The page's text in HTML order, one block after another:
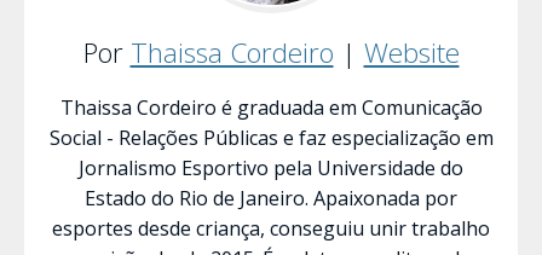
Por Thaissa Cordeiro | Website
Thaissa Cordeiro é graduada em Comunicação
Social - Relações Públicas e faz especialização em
Jornalismo Esportivo pela Universidade do
Estado do Rio de Janeiro. Apaixonada por
esportes desde criança, conseguiu unir trabalho